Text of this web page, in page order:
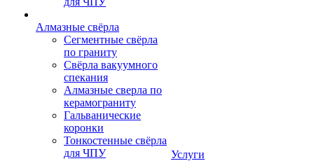
Алмазные свёрла
Сегментные свёрла
по граниту
Свёрла вакуумного
спекания
Алмазные сверла по
керамограниту
Гальванические
коронки
Тонкостенные свёрла
для ЧПУ
Услуги